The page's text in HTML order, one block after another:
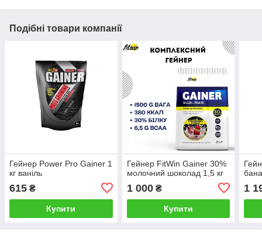
Подібні товари компанії
Гейнер Power Pro Gainer 1
кг ваніль
615 ₴
Купити
Гейнер FitWin Gainer 30%
молочний шоколад 1,5 кг
1 000₴
Купити
1